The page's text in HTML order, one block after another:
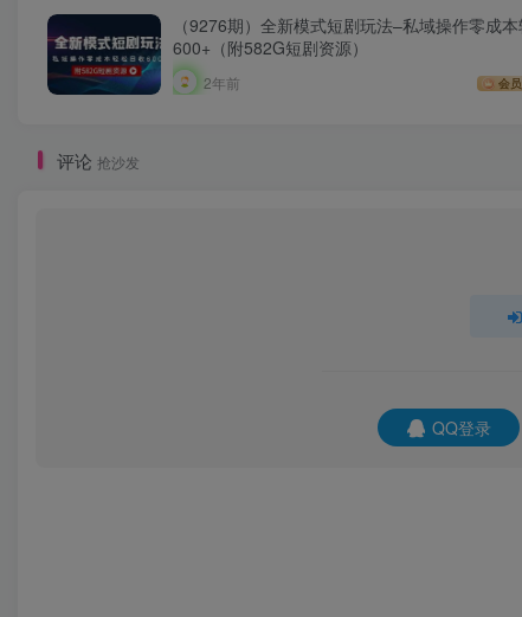
（9276期）全新模式短剧玩法–私域操作零成
600+（附582G短剧资源）
2年前 会
评论 抢沙发
QQ登录